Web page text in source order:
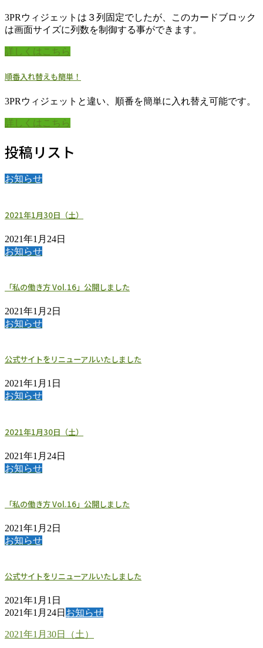
3PRウィジェットは３列固定でしたが、このカードブロック
は画面サイズに列数を制御する事ができます。
詳しくはこちら
順番入れ替えも簡単！
3PRウィジェットと違い、順番を簡単に入れ替え可能です。
詳しくはこちら
投稿リスト
お知らせ
2021年1月30日（土）
2021年1月24日
お知らせ
「私の働き方 Vol.16」公開しました
2021年1月2日
お知らせ
公式サイトをリニューアルいたしました
2021年1月1日
お知らせ
2021年1月30日（土）
2021年1月24日
お知らせ
「私の働き方 Vol.16」公開しました
2021年1月2日
お知らせ
公式サイトをリニューアルいたしました
2021年1月1日
2021年1月24日 お知らせ
2021年1月30日（土）